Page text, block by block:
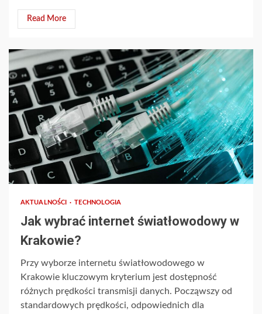
Read More
AKTUALNOŚCI TECHNOLOGIA
Jak wybrać internet światłowodowy w
Krakowie?
Przy wyborze internetu światłowodowego w
Krakowie kluczowym kryterium jest dostępność
różnych prędkości transmisji danych. Począwszy od
standardowych prędkości, odpowiednich dla